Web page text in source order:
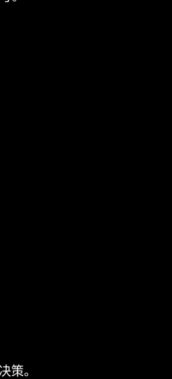
策。